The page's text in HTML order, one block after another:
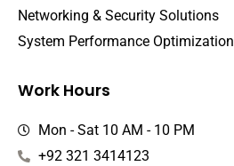
Networking & Security Solutions
System Performance Optimization
Work Hours
Mon - Sat 10 AM - 10 PM
+92 321 3414123